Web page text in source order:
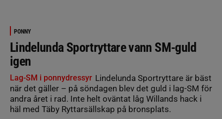
PONNY
Lindelunda Sportryttare vann SM-guld
igen
Lag-SM i ponnydressyr Lindelunda Sportryttare är bäst
när det gäller – på söndagen blev det guld i lag-SM för
andra året i rad. Inte helt oväntat låg Willands hack i
häl med Täby Ryttarsällskap på bronsplats.